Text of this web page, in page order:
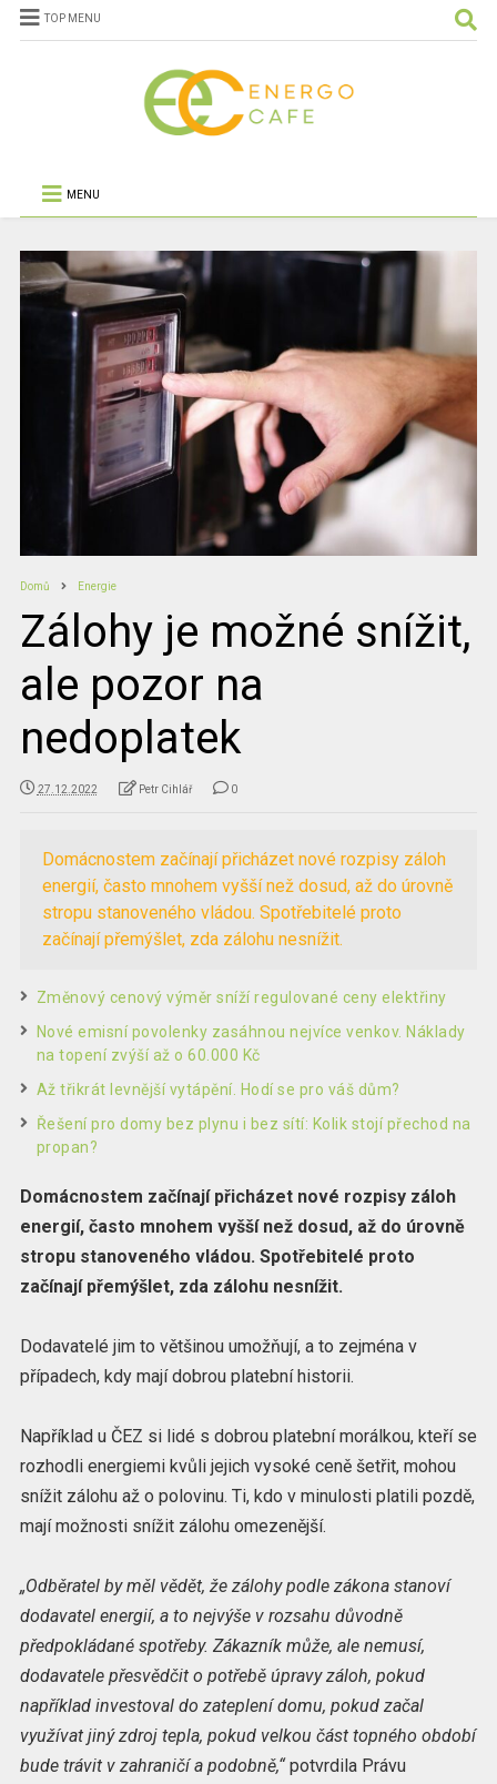
TOP MENU
MENU
Domů Energie
Zálohy je možné snížit,
ale pozor na
nedoplatek
27.12.2022 Petr Cihlář 0
Domácnostem začínají přicházet nové rozpisy záloh
energií, často mnohem vyšší než dosud, až do úrovně
stropu stanoveného vládou. Spotřebitelé proto
začínají přemýšlet, zda zálohu nesnížit.
Změnový cenový výměr sníží regulované ceny elektřiny
Nové emisní povolenky zasáhnou nejvíce venkov. Náklady
na topení zvýší až o 60.000 Kč
Až třikrát levnější vytápění. Hodí se pro váš dům?
Řešení pro domy bez plynu i bez sítí: Kolik stojí přechod na
propan?
Domácnostem začínají přicházet nové rozpisy záloh
energií, často mnohem vyšší než dosud, až do úrovně
stropu stanoveného vládou. Spotřebitelé proto
začínají přemýšlet, zda zálohu nesnížit.
Dodavatelé jim to většinou umožňují, a to zejména v
případech, kdy mají dobrou platební historii.
Například u ČEZ si lidé s dobrou platební morálkou, kteří se
rozhodli energiemi kvůli jejich vysoké ceně šetřit, mohou
snížit zálohu až o polovinu. Ti, kdo v minulosti platili pozdě,
mají možnosti snížit zálohu omezenější.
„Odběratel by měl vědět, že zálohy podle zákona stanoví
dodavatel energií, a to nejvýše v rozsahu důvodně
předpokládané spotřeby. Zákazník může, ale nemusí,
dodavatele přesvědčit o potřebě úpravy záloh, pokud
například investoval do zateplení domu, pokud začal
využívat jiný zdroj tepla, pokud velkou část topného období
bude trávit v zahraničí a podobně,“potvrdila Právu